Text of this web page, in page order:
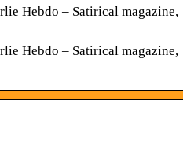
Hebdo – Satirical magazine,
Hebdo – Satirical magazine,